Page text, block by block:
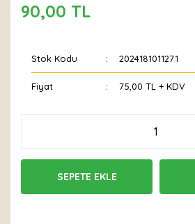
90,00 TL
Stok Kodu 2024181011271
Fiyat 75,00 TL + KDV
SEPETE EKLE